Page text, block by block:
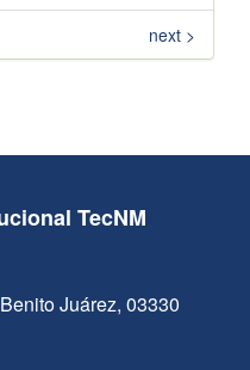
next >
TecNM
Juárez, 03330